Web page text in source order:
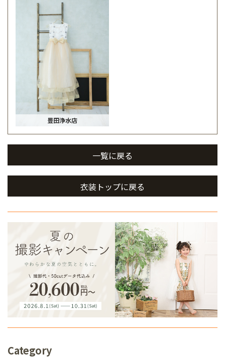
豊田浄水店
一覧に戻る
衣装トップに戻る
Category